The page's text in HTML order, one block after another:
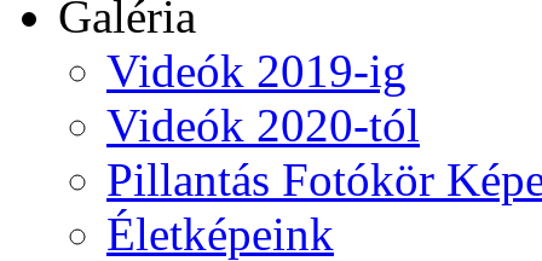
Galéria
Videók 2019-ig
Videók 2020-tól
Pillantás Fotókör
Életképeink